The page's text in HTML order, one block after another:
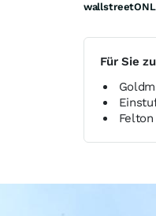
Für Sie